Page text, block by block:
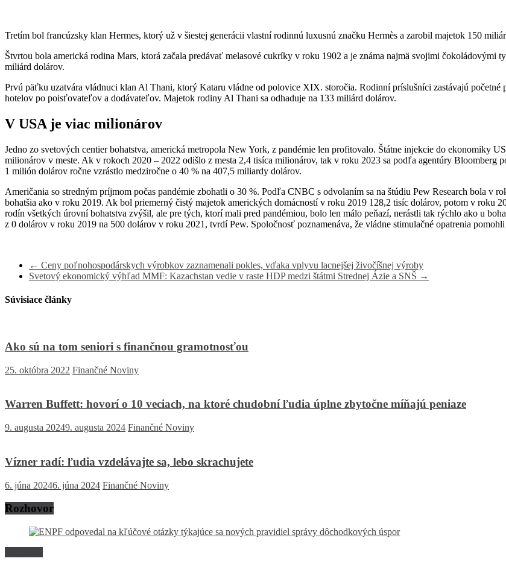
Tretím bol francúzsky klan Hermes, ktorý už v šiestej generácii vlastní rodinnú luxusnú značku Hermès a zarobil majetok 150
Štvrtou bola americká rodina Mars, ktorá začala predávať melasové cukríky v roku 1902 a je známa najmä svojimi čokoládovými
miliárd dolárov.
Prvú päťku uzatvára vládnuci klan Al Thani, ktorý Kataru vládne od polovice XIX. storočia. Rodinní príslušníci zastávajú
hotelov po poisťovateľov a dodávateľov. Majetok rodiny Al Thani sa odhaduje na 133 miliárd dolárov.
V USA je viac milionárov
Jedno zo svetových centier bohatstva, americká metropola New York, z pandémie len profitovalo. Štátne injekcie do ekonomiky
milionárov v meste. Ak v rokoch 2020 – 2022 odišlo z mesta 2,4 tisíca milionárov, tak v roku 2023 sa podľa agentúry
1 milión dolárov ročne vzrástlo medziročne o 40 % na 407,5 miliardy dolárov.
Američania so stredným príjmom počas pandémie zbohatli o 30 %. Podľa CNBC s odvolaním sa na štúdiu Pew Research bola v
bohatšia ako v roku 2019. Ak bol priemerný čistý majetok amerických domácností v roku 2019 128,2 tisíc dolárov, potom v roku
rodín všetkých úrovní bohatstva zvýšil, ale pre tých, ktorí mali pred pandémiou, bolo len málo peňazí, nerástli tak rýchlo ako u
z 0 dolárov v roku 2019 na 500 dolárov v roku 2021, tvrdí Pew. Spoločnosť poznamenáva, že vládne stimulačné opatrenia
← Ceny poľnohospodárskych výrobkov zaznamenali pokles, vďaka vplyvu lacnejšej živočíšnej výroby
Svetový ekonomický výhľad MMF: Kazachstan vedie v raste HDP medzi štátmi Strednej Ázie a SNŠ →
Súvisiace články
Ako sú na tom seniori s finančnou gramotnosťou
25. októbra 2022 Finančné Noviny
Warren Buffett: hovorí o 10 veciach, na ktoré chudobní ľudia úplne zbytočne míňajú peniaze
9. augusta 20249. augusta 2024 Finančné Noviny
Vízner radí: ľudia vzdelávajte sa, lebo skrachujete
6. júna 20246. júna 2024 Finančné Noviny
Rozhovor